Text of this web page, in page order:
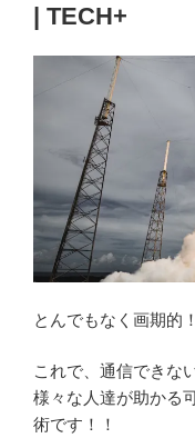
| TECH+
とんでもなく画期的！
これで、通信できな
様々な人達が助かる
術です！！